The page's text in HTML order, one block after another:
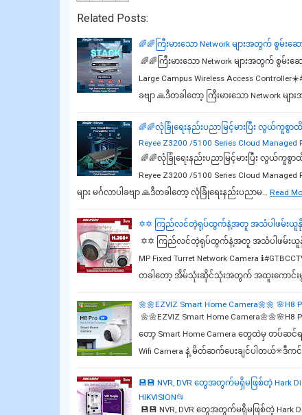
Related Posts:
🌈🌈ကြီးမားသော Network များအတွက် စွမ်းဆေ
🌈🌈ကြီးမားသော Network များအတွက် စွမ်းဆ
Large Campus Wireless Access
ခဗျာ 🙏ဒီတခါတော့ ကြီးမားသော Network
🌈🌈လုံခြုံရေးနည်းပညာမြင့်မားပြီး လွယ်ကူစွာ
Reyee Z3200 /5100 Series Cloud Managed
🌈🌈လုံခြုံရေးနည်းပညာမြင့်မားပြီး လွယ်ကူစွာ
Reyee Z3200 /5100 Series Cloud
များ မင်္ဂလာပါခဗျာ 🙏ဒီတခါတော့ လုံခြုံရေးနည်းပညာမ…
Read
✡✡ ကြည်လင်တဲ့ရုပ်ထွက်နဲ့အတူ အသံပါဖမ်းယူနိုင်တဲ့
✡✡ ကြည်လင်တဲ့ရုပ်ထွက်နဲ့အတူ အသံပါဖမ်းယူနိုင်တဲ့
MP Fixed Turret Network Camera
တခါတော့ အိမ်သုံးဆိုင်သုံးအတွက် အထူးကောင်းမွ
🌼🌼EZVIZ Smart Home Camera🌼🌼 🌸H8
🌼🌼EZVIZ Smart Home Camera🌼🌼🌸H8
တော့ Smart Home Camer‌a တွေထဲမှ တပ်ဆ
Wifi Camera နဲ့ မိတ်ဆက်ပေးချင်ပါတယ်✳️ဒီကင်
💾💾 NVR, DVR တွေအတွက်မရှိမဖြစ်တဲ့ Hark Disk
HIKVISION📂
💾💾 NVR, DVR တွေအတွက်မရှိမဖြစ်တဲ့ Hark